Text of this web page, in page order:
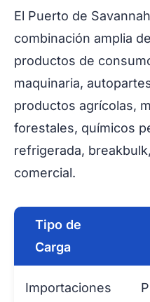
El Puerto de
combinación amplia
productos de
maquinaria,
productos agrícolas,
forestales, químicos
refrigerada,
comercial.
Tipo de
Carga
Importaciones